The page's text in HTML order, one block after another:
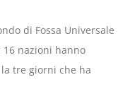
di Fossa Universale
nazioni hanno
tre giorni che ha